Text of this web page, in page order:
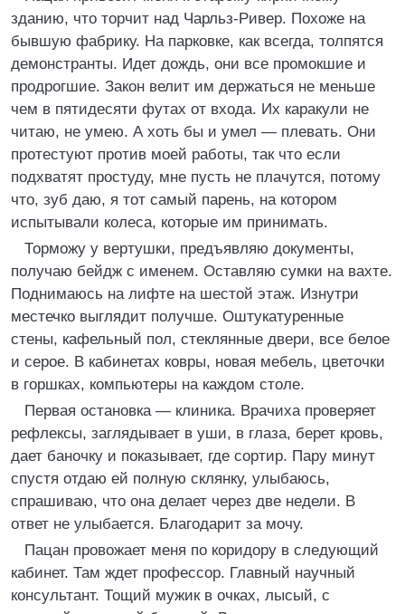
зданию, что торчит над Чарльз-Ривер. Похоже на
бывшую фабрику. На парковке, как всегда, толпятся
демонстранты. Идет дождь, они все промокшие и
продрогшие. Закон велит им держаться не меньше
чем в пятидесяти футах от входа. Их каракули не
читаю, не умею. А хоть бы и умел — плевать. Они
протестуют против моей работы, так что если
подхватят простуду, мне пусть не плачутся, потому
что, зуб даю, я тот самый парень, на котором
испытывали колеса, которые им принимать.
Торможу у вертушки, предъявляю документы,
получаю бейдж с именем. Оставляю сумки на вахте.
Поднимаюсь на лифте на шестой этаж. Изнутри
местечко выглядит получше. Оштукатуренные
стены, кафельный пол, стеклянные двери, все белое
и серое. В кабинетах ковры, новая мебель, цветочки
в горшках, компьютеры на каждом столе.
Первая остановка — клиника. Врачиха проверяет
рефлексы, заглядывает в уши, в глаза, берет кровь,
дает баночку и показывает, где сортир. Пару минут
спустя отдаю ей полную склянку, улыбаюсь,
спрашиваю, что она делает через две недели. В
ответ не улыбается. Благодарит за мочу.
Пацан провожает меня по коридору в следующий
кабинет. Там ждет профессор. Главный научный
консультант. Тощий мужик в очках, лысый, с